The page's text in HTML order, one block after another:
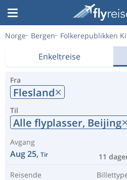
Norge Bergen Folkerepublikken
Enkeltreise
Fra
Flesland
Til
Alle flyplasser, Beijing
Avgang
Aug 25, Tir 11
Reisende